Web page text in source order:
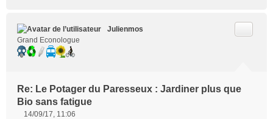
Julienmos
Grand Econologue
Re: Le Potager du Paresseux : Jardiner plus que
Bio sans fatigue
14/09/17, 11:06